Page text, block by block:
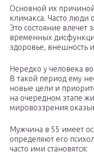
Основной их
климакса. Часто люди
Это состояние влечет
временных
здоровье, внешность
Нередко у человека
В такой период ему
новые цели и
на очередном этапе
мировоззрения
Мужчина в 55 имеет
определяют его
часто ими становятся: